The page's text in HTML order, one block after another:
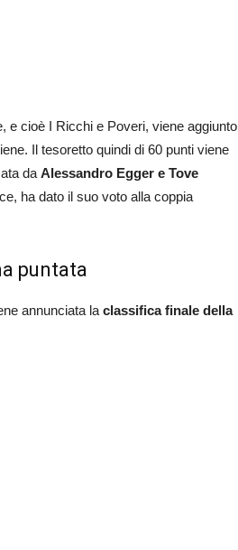
e cioè I Ricchi e Poveri, viene aggiunto
Il tesoretto quindi di 60 punti viene
da Alessandro Egger e Tove
ha dato il suo voto alla coppia
puntata
annunciata la classifica finale della